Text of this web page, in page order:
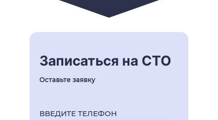
Записаться на СТО
Оставьте заявку
ВВЕДИТЕ ТЕЛЕФОН